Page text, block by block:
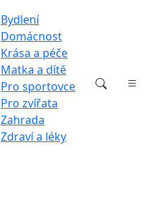
Bydlení
Domácnost
Krása a péče
Matka a dítě
Pro sportovce
Pro zvířata
Zahrada
Zdraví a léky